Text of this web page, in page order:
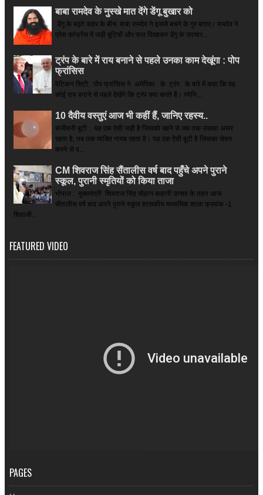
बाबा रामदेव के नुस्खे मात देंगे डेंगू बुखार को
डेंगू के बढ़ते कहर के बीच बाबा रामदेव ने इससे बचने के गुर बताए। रामदेव ने
प्रेस कांफ्रेंस में जड़ी बूटियों और फल दिखाकर डेंगू के उपचार...
ट्रंप के बारे में राय बनाने से पहले उनका काम देखूंगा : पोप
फ्रांसिस
वेटिकन सिटी: पोप फ्रांसिस ने अमेरिका के ट्रंप के बारे में कहा कि वह
कोई राय बनाने से पहले देखेंगे कि ट्रंप क्या करते हैं। स्पेनि...
10 दैवीय वस्तुएं आज भी कहीं हैं, जानिए रहस्य..
संजीवनी बूटी : यह एक ऐसी जड़ी है जिसको खाने से जब तक उसका असर
रहता है, तब तक व्यक्ति गायब रहता है। यह एक ऐसी बूटी है जिसका सेवन
करने से व...
CM शिवराज सिंह सैंतालीस वर्ष बाद पहुँचे अपने पुराने
स्कूल, पुरानी स्मृतियों को किया ताजा
भोपाल : मुख्यमंत्री शिवराज सिंह चौहान कहानी उत्सव के तहत आज
सैंतालीस वर्ष बाद अपने पुराने स्कूल शासकीय माध्यमिक शाला क्रमांक -1
शिवाजी...
FEATURED VIDEO
PAGES